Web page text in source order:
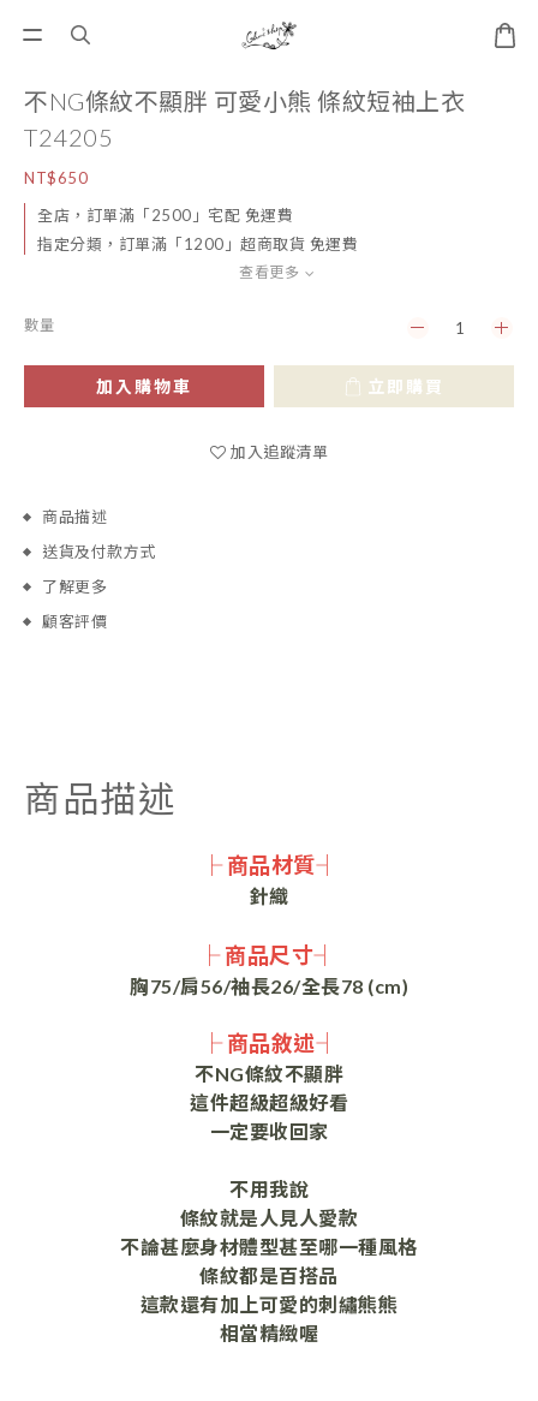
不NG條紋不顯胖 可愛小熊 條紋短袖上衣
T24205
NT$650
全店，訂單滿「2500」宅配 免運費
指定分類，訂單滿「1200」超商取貨 免運費
查看更多
數量
加入購物車 立即購買
加入追蹤清單
商品描述
送貨及付款方式
了解更多
顧客評價
商品描述
├ 商品材質┤
針織
├ 商品尺寸┤
胸75/肩56/袖長26/全長78 (cm)
├ 商品敘述┤
不NG條紋不顯胖
這件超級超級好看
一定要收回家
不用我說
條紋就是人見人愛款
不論甚麼身材體型甚至哪一種風格
條紋都是百搭品
這款還有加上可愛的刺繡熊熊
相當精緻喔